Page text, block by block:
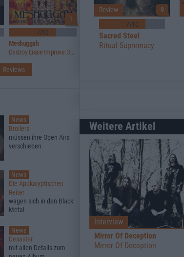
7/10
Review
Sacred Steel
9
Ritual Supremacy
Weitere Artikel
Interview
Mirror Of Deception
Mirror Of Deception
1
7/10
Meshuggah
Destroy Erase Improve: 30th Anniversary Edition
Reviews
News
Broilers
müssen ihre Open Airs
verschieben
News
Die Apokalyptischen
Reiter
wagen sich in den Black
Metal
News
Desaster
mit allen Details zum